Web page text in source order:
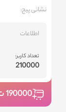
نشانی پیج:
اطلاعات
تعداد کاربر:
210000
190000